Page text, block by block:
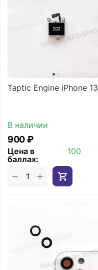
Taptic Engine iPhone 13
В наличии
‍900‍₽
Цена в
баллах:
100
+
−